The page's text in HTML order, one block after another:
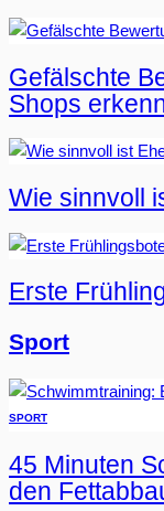
Gefälschte
Shops
Wie sinnvoll
Erste
Sport
SPORT
45 Minuten
den